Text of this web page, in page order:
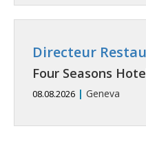
Directeur
Four Seasons
08.08.2026 | Geneva